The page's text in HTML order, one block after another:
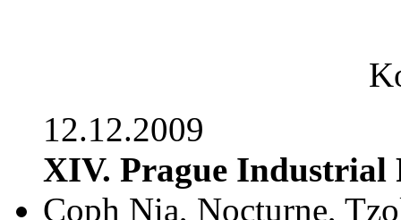
12.12.2009
XIV. Prague Industrial
Coph Nia, Nocturne,